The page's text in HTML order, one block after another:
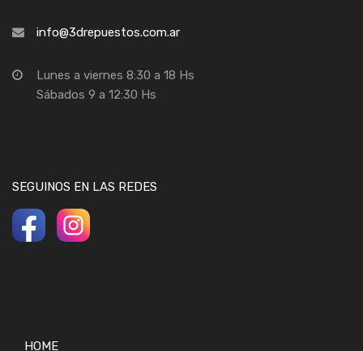
info@3drepuestos.com.ar
Lunes a viernes 8:30 a 18 Hs
Sábados 9 a 12:30 Hs
SEGUINOS EN LAS REDES
HOME